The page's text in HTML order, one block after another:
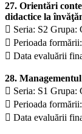
27. Orientări
didactice la
 Seria: S2 Grupa:
 Perioada
 Data evaluării
28.
 Seria: S1 Grupa:
 Perioada
 Data evaluării